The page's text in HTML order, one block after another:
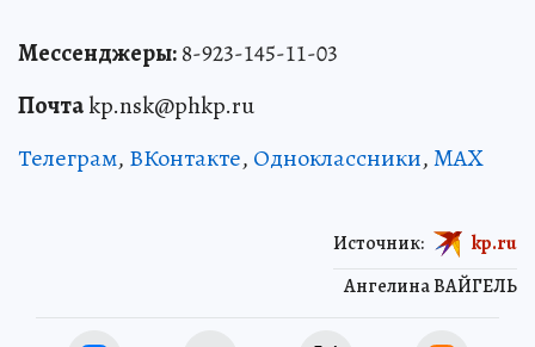
Мессенджеры:8-923-145-11-03
Почтаkp.nsk@phkp.ru
Телеграм, ВКонтакте, Одноклассники,MAX
Ангелина ВАЙГЕЛЬ
Источник: kp.ru